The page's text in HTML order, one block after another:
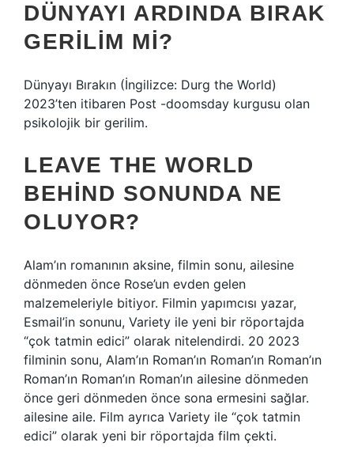
DÜNYAYI ARDINDA BIRAK
GERILIM MI?
Dünyayı Bırakın (İngilizce: Durg the World)
2023’ten itibaren Post -doomsday kurgusu olan
psikolojik bir gerilim.
LEAVE THE WORLD
BEHIND SONUNDA NE
OLUYOR?
Alam’ın romanının aksine, filmin sonu, ailesine
dönmeden önce Rose’un evden gelen
malzemeleriyle bitiyor. Filmin yapımcısı yazar,
Esmail’in sonunu, Variety ile yeni bir röportajda
“çok tatmin edici” olarak nitelendirdi. 20 2023
filminin sonu, Alam’ın Roman’ın Roman’ın Roman’ın
Roman’ın Roman’ın Roman’ın ailesine dönmeden
önce geri dönmeden önce sona ermesini sağlar.
ailesine aile. Film ayrıca Variety ile “çok tatmin
edici” olarak yeni bir röportajda film çekti.